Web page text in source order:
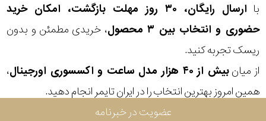
با
ارسال رایگان، ۳۰ روز مهلت بازگشت، امکان خرید
حضوری و انتخاب بین ۳ محصول
، خریدی مطمئن و بدون
ریسک تجربه کنید.
از میانبیش از ۴۰ هزار مدل ساعت و اکسسوری اورجینال
،
همین امروز بهترین انتخاب را در ایران تایمر انجام دهید.
موتور
رنگ
بکار
عضویت در خبرنامه